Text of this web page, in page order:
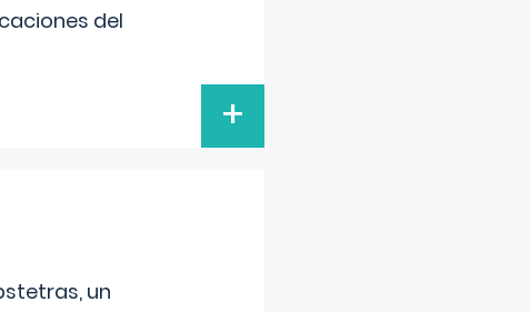
del
+
un